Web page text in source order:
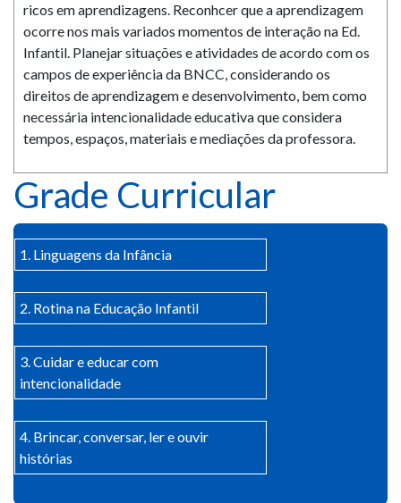
ricos em aprendizagens. Reconhcer que a aprendizagem
ocorre nos mais variados momentos de interação na Ed.
Infantil. Planejar situações e atividades de acordo com os
campos de experiência da BNCC, considerando os
direitos de aprendizagem e desenvolvimento, bem como
necessária intencionalidade educativa que considera
tempos, espaços, materiais e mediações da professora.
Grade Curricular
1. Linguagens da Infância
2. Rotina na Educação Infantil
3. Cuidar e educar com
intencionalidade
4. Brincar, conversar, ler e ouvir
histórias